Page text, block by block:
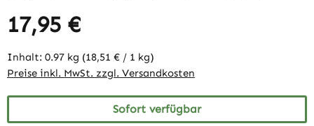
17,95 €
Inhalt: 0.97 kg (18,51 € / 1 kg)
Preise inkl. MwSt. zzgl. Versandkosten
Sofort verfügbar